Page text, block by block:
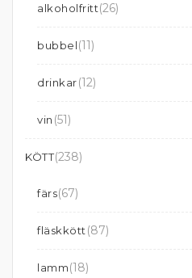
alkoholfritt(26)
bubbel(11)
drinkar(12)
vin (51)
KÖTT(238)
färs(67)
fläskkött (87)
lamm(18)